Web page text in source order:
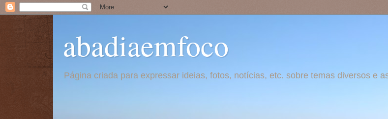
abadiaemfoco
Página criada para expressar ideias, fotos, notícias, etc. sobre temas diversos e